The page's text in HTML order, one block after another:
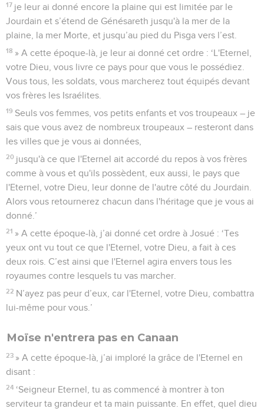
17 je leur ai donné encore la plaine qui est limitée par le
Jourdain et s’étend de Génésareth jusqu'à la mer de la
plaine, la mer Morte, et jusqu’au pied du Pisga vers l’est.
18 » A cette époque-là, je leur ai donné cet ordre : ‘L'Eternel,
votre Dieu, vous livre ce pays pour que vous le possédiez.
Vous tous, les soldats, vous marcherez tout équipés devant
vos frères les Israélites.
19 Seuls vos femmes, vos petits enfants et vos troupeaux – je
sais que vous avez de nombreux troupeaux – resteront dans
les villes que je vous ai données,
20 jusqu'à ce que l'Eternel ait accordé du repos à vos frères
comme à vous et qu'ils possèdent, eux aussi, le pays que
l'Eternel, votre Dieu, leur donne de l'autre côté du Jourdain.
Alors vous retournerez chacun dans l'héritage que je vous ai
donné.’
21 » A cette époque-là, j’ai donné cet ordre à Josué : ‘Tes
yeux ont vu tout ce que l'Eternel, votre Dieu, a fait à ces
deux rois. C’est ainsi que l'Eternel agira envers tous les
royaumes contre lesquels tu vas marcher.
22 N’ayez pas peur d’eux, car l'Eternel, votre Dieu, combattra
lui-même pour vous.’
Moïse n'entrera pas en Canaan
23 » A cette époque-là, j’ai imploré la grâce de l'Eternel en
disant :
24 ‘Seigneur Eternel, tu as commencé à montrer à ton
serviteur ta grandeur et ta main puissante. En effet, quel dieu